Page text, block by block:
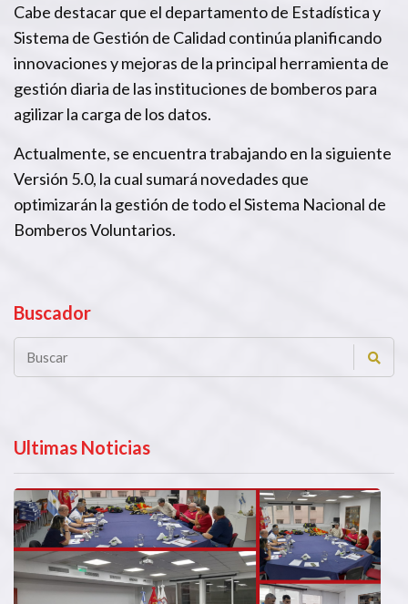
Cabe destacar que el departamento de Estadística y
Sistema de Gestión de Calidad continúa planificando
innovaciones y mejoras de la principal herramienta de
gestión diaria de las instituciones de bomberos para
agilizar la carga de los datos.
Actualmente, se encuentra trabajando en la siguiente
Versión 5.0, la cual sumará novedades que
optimizarán la gestión de todo el Sistema Nacional de
Bomberos Voluntarios.
Buscador
Ultimas Noticias